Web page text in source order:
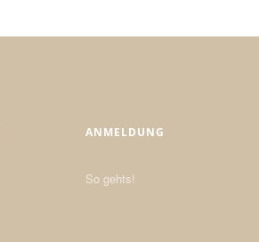
ANMELDUNG
So gehts!